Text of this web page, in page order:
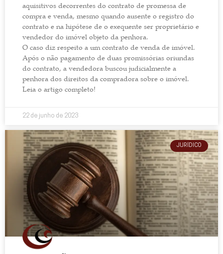
aquisitivos decorrentes do contrato de promessa de
compra e venda, mesmo quando ausente o registro do
contrato e na hipótese de o exequente ser proprietário e
vendedor do imóvel objeto da penhora.
O caso diz respeito a um contrato de venda de imóvel.
Após o não pagamento de duas promissórias oriundas
do contrato, a vendedora buscou judicialmente a
penhora dos direitos da compradora sobre o imóvel.
Leia o artigo completo!
22 de junho de 2023
JURÍDICO